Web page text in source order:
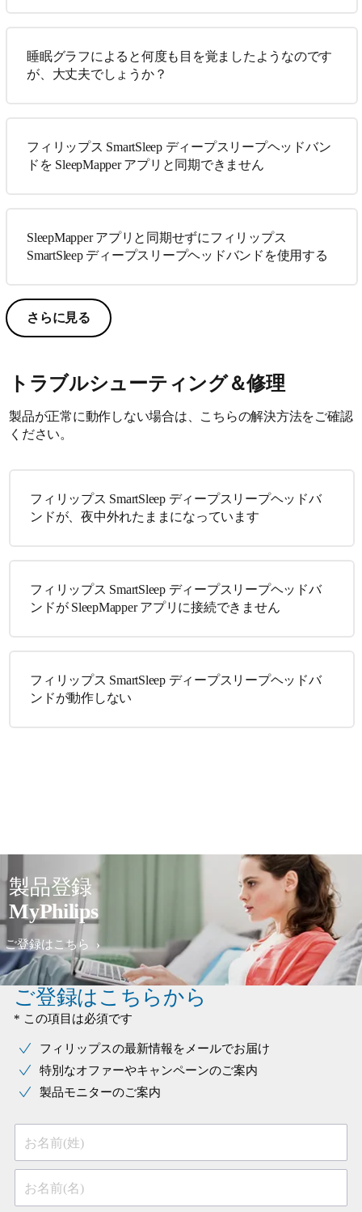
睡眠グラフによると何度も目を覚ましたようなのです
が、大丈夫でしょうか？
フィリップス SmartSleep ディープスリープヘッドバン
ドを SleepMapper アプリと同期できません
SleepMapper アプリと同期せずにフィリップス
SmartSleep ディープスリープヘッドバンドを使用する
さらに見る
トラブルシューティング＆修理
製品が正常に動作しない場合は、こちらの解決方法をご確認
ください。
フィリップス SmartSleep ディープスリープヘッドバ
ンドが、夜中外れたままになっています
フィリップス SmartSleep ディープスリープヘッドバ
ンドが SleepMapper アプリに接続できません
フィリップス SmartSleep ディープスリープヘッドバ
ンドが動作しない
製品登録
MyPhilips
ご登録はこちら
ご登録はこちらから
* この項目は必須です
フィリップスの最新情報をメールでお届け
特別なオファーやキャンペーンのご案内
製品モニターのご案内
お名前(姓)
お名前(名)